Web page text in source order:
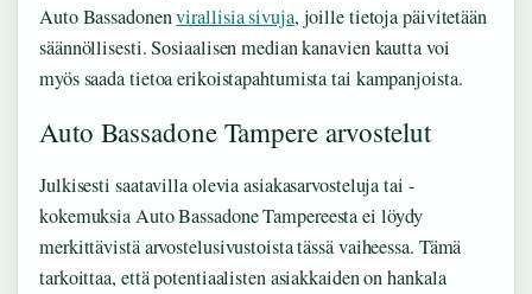
Auto Bassadonenvirallisia sivuja, joille tietoja päivitetään
säännöllisesti. Sosiaalisen median kanavien kautta voi
myös saada tietoa erikoistapahtumista tai kampanjoista.
Auto Bassadone Tampere arvostelut
Julkisesti saatavilla olevia asiakasarvosteluja tai -
kokemuksia Auto Bassadone Tampereesta ei löydy
merkittävistä arvostelusivustoista tässä vaiheessa. Tämä
tarkoittaa, että potentiaalisten asiakkaiden on hankala